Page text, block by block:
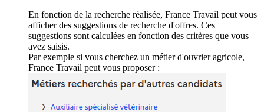
En fonction de la recherche réalisée, France Travail peut vous
afficher des suggestions de recherche d'offres. Ces
suggestions sont calculées en fonction des critères que vous
avez saisis.
Par exemple si vous cherchez un métier d'ouvrier agricole,
France Travail peut vous proposer :